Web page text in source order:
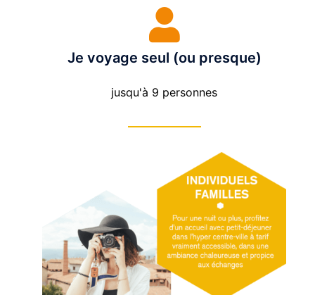
Je voyage seul (ou presque)
jusqu'à 9 personnes